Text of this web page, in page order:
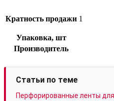
Кратность продажи 1
Упаковка, шт
Производитель
Статьи по теме
Перфорированные ленты